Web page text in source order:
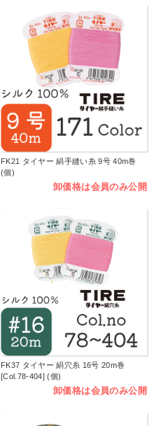
FK21 タイヤー 絹手縫い糸 9号 40m巻
(個)
卸価格は会員のみ公開
FK37 タイヤー 絹穴糸 16号 20m巻
[Col.78-404] (個)
卸価格は会員のみ公開